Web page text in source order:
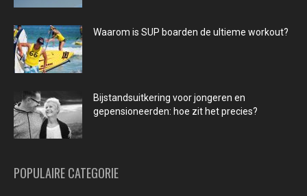
Waarom is SUP boarden de ultieme workout?
Bijstandsuitkering voor jongeren en
gepensioneerden: hoe zit het precies?
POPULAIRE CATEGORIE